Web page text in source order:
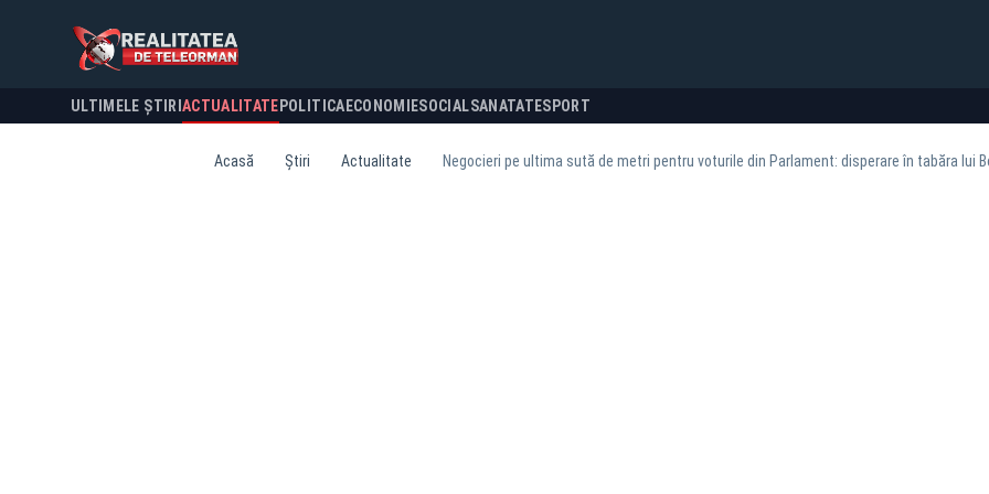
ULTIMELE ȘTIRI ACTUALITATE POLITICA ECONOMIESOCIALSANATATESPORT
Acasă Știri Actualitate Negocieri pe ultima sută de metri pentru voturile din Parlament: disperare în tabăra lui